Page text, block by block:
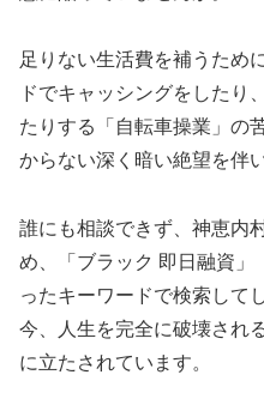
足りない生活費を補うため
ドでキャッシングをしたり
たりする「自転車操業」の
からない深く暗い絶望を伴
誰にも相談できず、神恵内
め、「ブラック 即日融資」
ったキーワードで検索して
今、人生を完全に破壊され
に立たされています。